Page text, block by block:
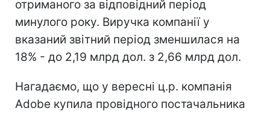
отриманого за відповідний період
минулого року. Виручка компанії у
вказаний звітний період зменшилася на
18% - до 2,19 млрд дол. з 2,66 млрд дол.
Нагадаємо, що у вересні ц.р. компанія
Adobe купила провідного постачальника